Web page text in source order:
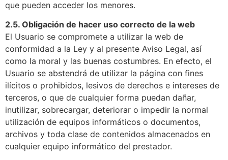
que pueden acceder los menores.
2.5. Obligación de hacer uso correcto de la web
El Usuario se compromete a utilizar la web de
conformidad a la Ley y al presente Aviso Legal, así
como la moral y las buenas costumbres. En efecto, el
Usuario se abstendrá de utilizar la página con fines
ilícitos o prohibidos, lesivos de derechos e intereses de
terceros, o que de cualquier forma puedan dañar,
inutilizar, sobrecargar, deteriorar o impedir la normal
utilización de equipos informáticos o documentos,
archivos y toda clase de contenidos almacenados en
cualquier equipo informático del prestador.